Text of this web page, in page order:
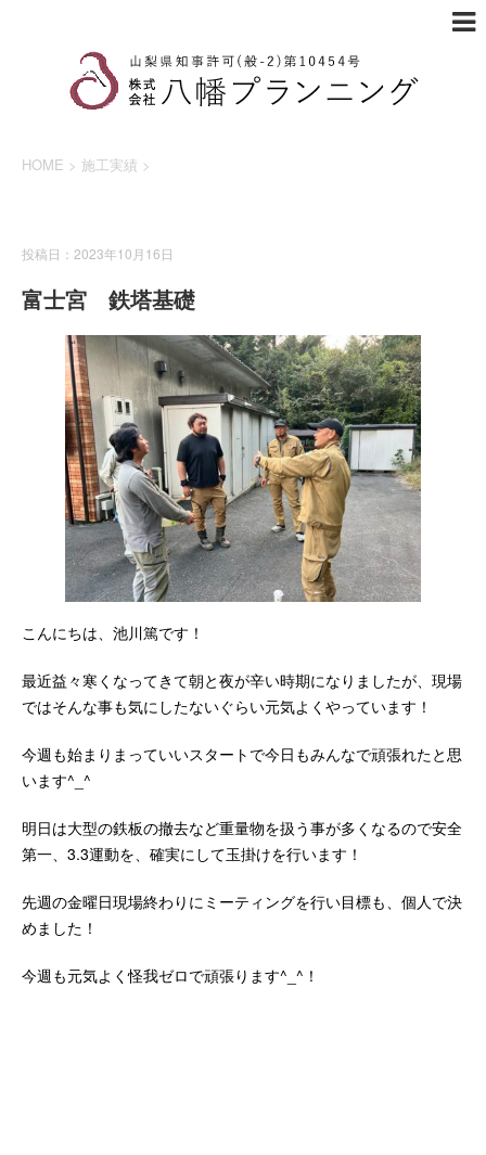
HOME > 施工実績 >
投稿日：2023年10月16日
富士宮 鉄塔基礎
こんにちは、池川篤です！
最近益々寒くなってきて朝と夜が辛い時期になりましたが、現場
ではそんな事も気にしたないぐらい元気よくやっています！
今週も始まりまっていいスタートで今日もみんなで頑張れたと思
います^_^
明日は大型の鉄板の撤去など重量物を扱う事が多くなるので安全
第一、3.3運動を、確実にして玉掛けを行います！
先週の金曜日現場終わりにミーティングを行い目標も、個人で決
めました！
今週も元気よく怪我ゼロで頑張ります^_^！